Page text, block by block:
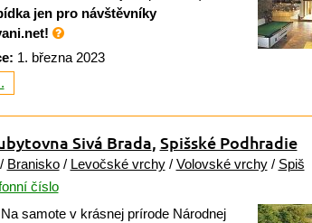
jen pro návštěvníky
1. března 2023
Sivá Brada, Spišské Podhradie
Branisko/ Levočské vrchy/ Volovské vrchy/ Spiš
číslo
Na samote v krásnej prírode Národnej